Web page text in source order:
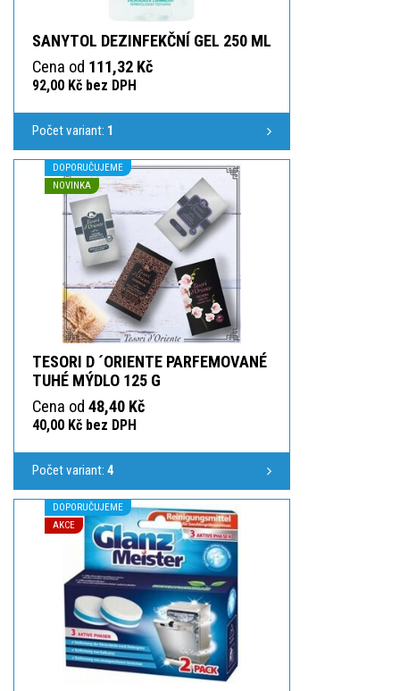
SANYTOL DEZINFEKČNÍ GEL 250 ML
Cena od 111,32 Kč
92,00 Kč bez DPH
Počet variant: 1
DOPORUČUJEME
NOVINKA
TESORI D ´ORIENTE PARFEMOVANÉ
TUHÉ MÝDLO 125 G
Cena od 48,40 Kč
40,00 Kč bez DPH
Počet variant: 4
DOPORUČUJEME
AKCE